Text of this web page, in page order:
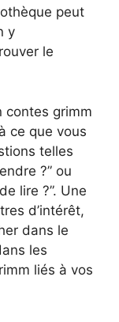
peut
y
le
contes grimm
ce que vous
telles
?” ou
lire ?”. Une
d’intérêt,
dans le
les
liés à vos